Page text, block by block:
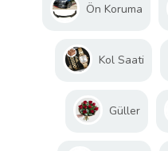
Ön Koruma
Kol Saati
Güller